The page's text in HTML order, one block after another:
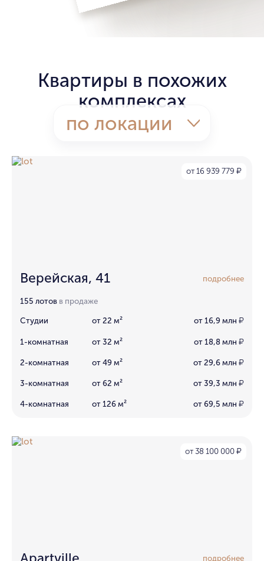
Квартиры в похожих
комплексах
по локации
от 16 939 779 ₽
Верейская, 41 подробнее
155 лотов в продаже
Студии от 22 м² от 16,9 млн ₽
1-комнатная от 32 м² от 18,8 млн ₽
2-комнатная от 49 м² от 29,6 млн ₽
3-комнатная от 62 м² от 39,3 млн ₽
4-комнатная от 126 м² от 69,5 млн ₽
от 38 100 000 ₽
подробнее